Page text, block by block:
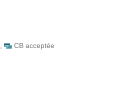
CB acceptée